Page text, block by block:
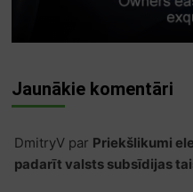
Jaunākie komentāri
DmitryVpar Priekšlikumi
padarīt valsts subsīdijas